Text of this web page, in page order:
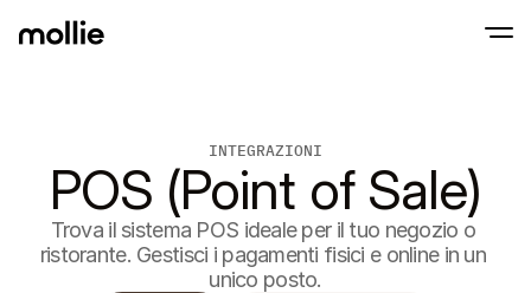
INTEGRAZIONI
POS (Point of Sale)
Trova il sistema POS ideale per il tuo negozio o
ristorante. Gestisci i pagamenti fisici e online in un
unico posto.
Tap to Pay su iPhone
Accettate pagamenti contactless
Inizia ora
Accetta pagamenti
Pagamenti online
Accetta e gestisci i
online
Pagamenti di
Accetta pagamenti
dispositivi